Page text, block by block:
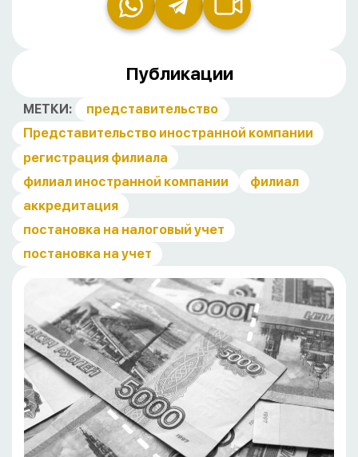
Публикации
МЕТКИ:
представительство
Представительство иностранной компании
регистрация филиала
филиал иностранной компании
филиал
аккредитация
постановка на налоговый учет
постановка на учет